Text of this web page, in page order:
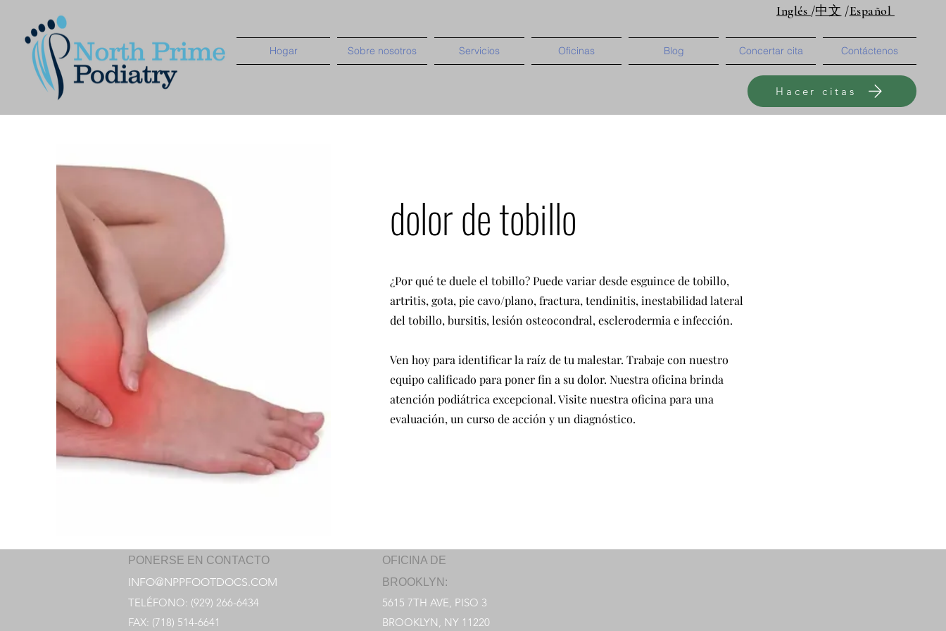
Inglés /中文 /Español
Hogar Sobre nosotros Servicios Oficinas Blog Concertar cita Contáctenos
Hacer citas
dolor de tobillo
¿Por qué te duele el tobillo? Puede variar desde esguince de tobillo,
artritis, gota, pie cavo/plano, fractura, tendinitis, inestabilidad lateral
del tobillo, bursitis, lesión osteocondral, esclerodermia e infección.
Ven hoy para identificar la raíz de tu malestar. Trabaje con nuestro
equipo calificado para poner fin a su dolor. Nuestra oficina brinda
atención podiátrica excepcional. Visite nuestra oficina para una
evaluación, un curso de acción y un diagnóstico.
PONERSE EN CONTACTO
INFO@NPPFOOTDOCS.COM
TELÉFONO: (929) 266-6434
FAX: (718) 514-6641
OFICINA DE
BROOKLYN:
5615 7TH AVE, PISO 3
BROOKLYN, NY 11220